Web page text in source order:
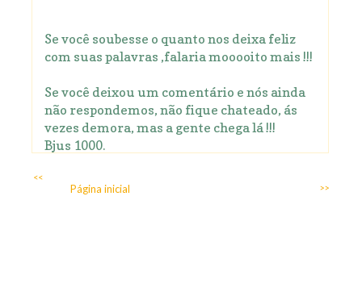
Se você soubesse o quanto nos deixa feliz
com suas palavras ,falaria mooooito mais !!!
Se você deixou um comentário e nós ainda
não respondemos, não fique chateado, ás
vezes demora, mas a gente chega lá !!!
Bjus 1000.
<<
>>
Página inicial